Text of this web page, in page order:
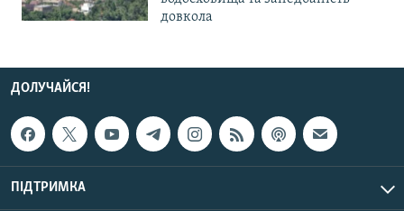
довкола
ДОЛУЧАЙСЯ!
ПІДТРИМКА